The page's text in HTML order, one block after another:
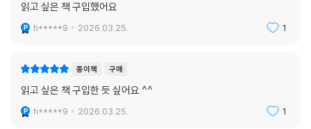
읽고 싶은 책 구입했어요
h*****9 2026.03.25. 1
종이책 구매
읽고 싶은 책 구입한 듯 싶어요 ^^
h*****9 2026.03.25. 1